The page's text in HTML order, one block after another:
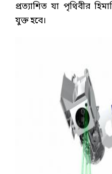
প্রত্যাশিত যা পৃথিবীর
যুক্ত হবে।